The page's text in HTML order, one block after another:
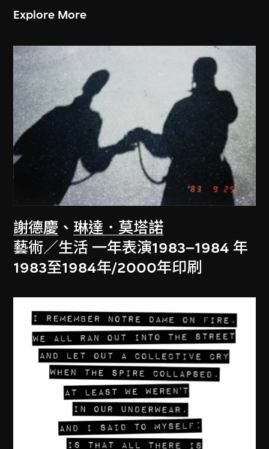
Explore More
謝德慶 、 琳達．莫塔諾
藝術／生活 一年表演1983–1984 年
1983至1984年/2000年印刷